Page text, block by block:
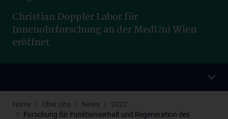
Christian Doppler Labor für
Innenohrforschung an der MedUni Wien
eröffnet
Home Über Uns News
2022
Forschung für Funktionserhalt und Regeneration des